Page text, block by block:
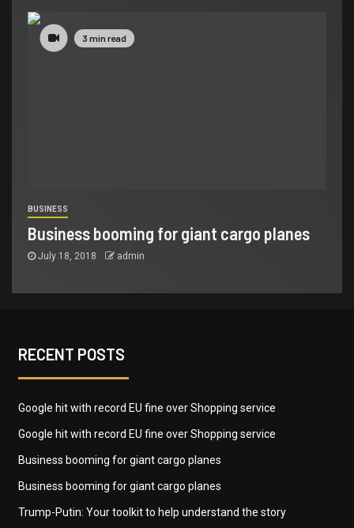
3 min read
BUSINESS
Business booming for giant cargo planes
July 18, 2018 admin
RECENT POSTS
Google hit with record EU fine over Shopping service
Google hit with record EU fine over Shopping service
Business booming for giant cargo planes
Business booming for giant cargo planes
Trump-Putin: Your toolkit to help understand the story